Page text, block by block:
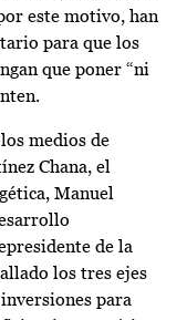
este motivo, han
para que los
que poner “ni
medios de
Chana, el
Manuel
de la
los tres ejes
para